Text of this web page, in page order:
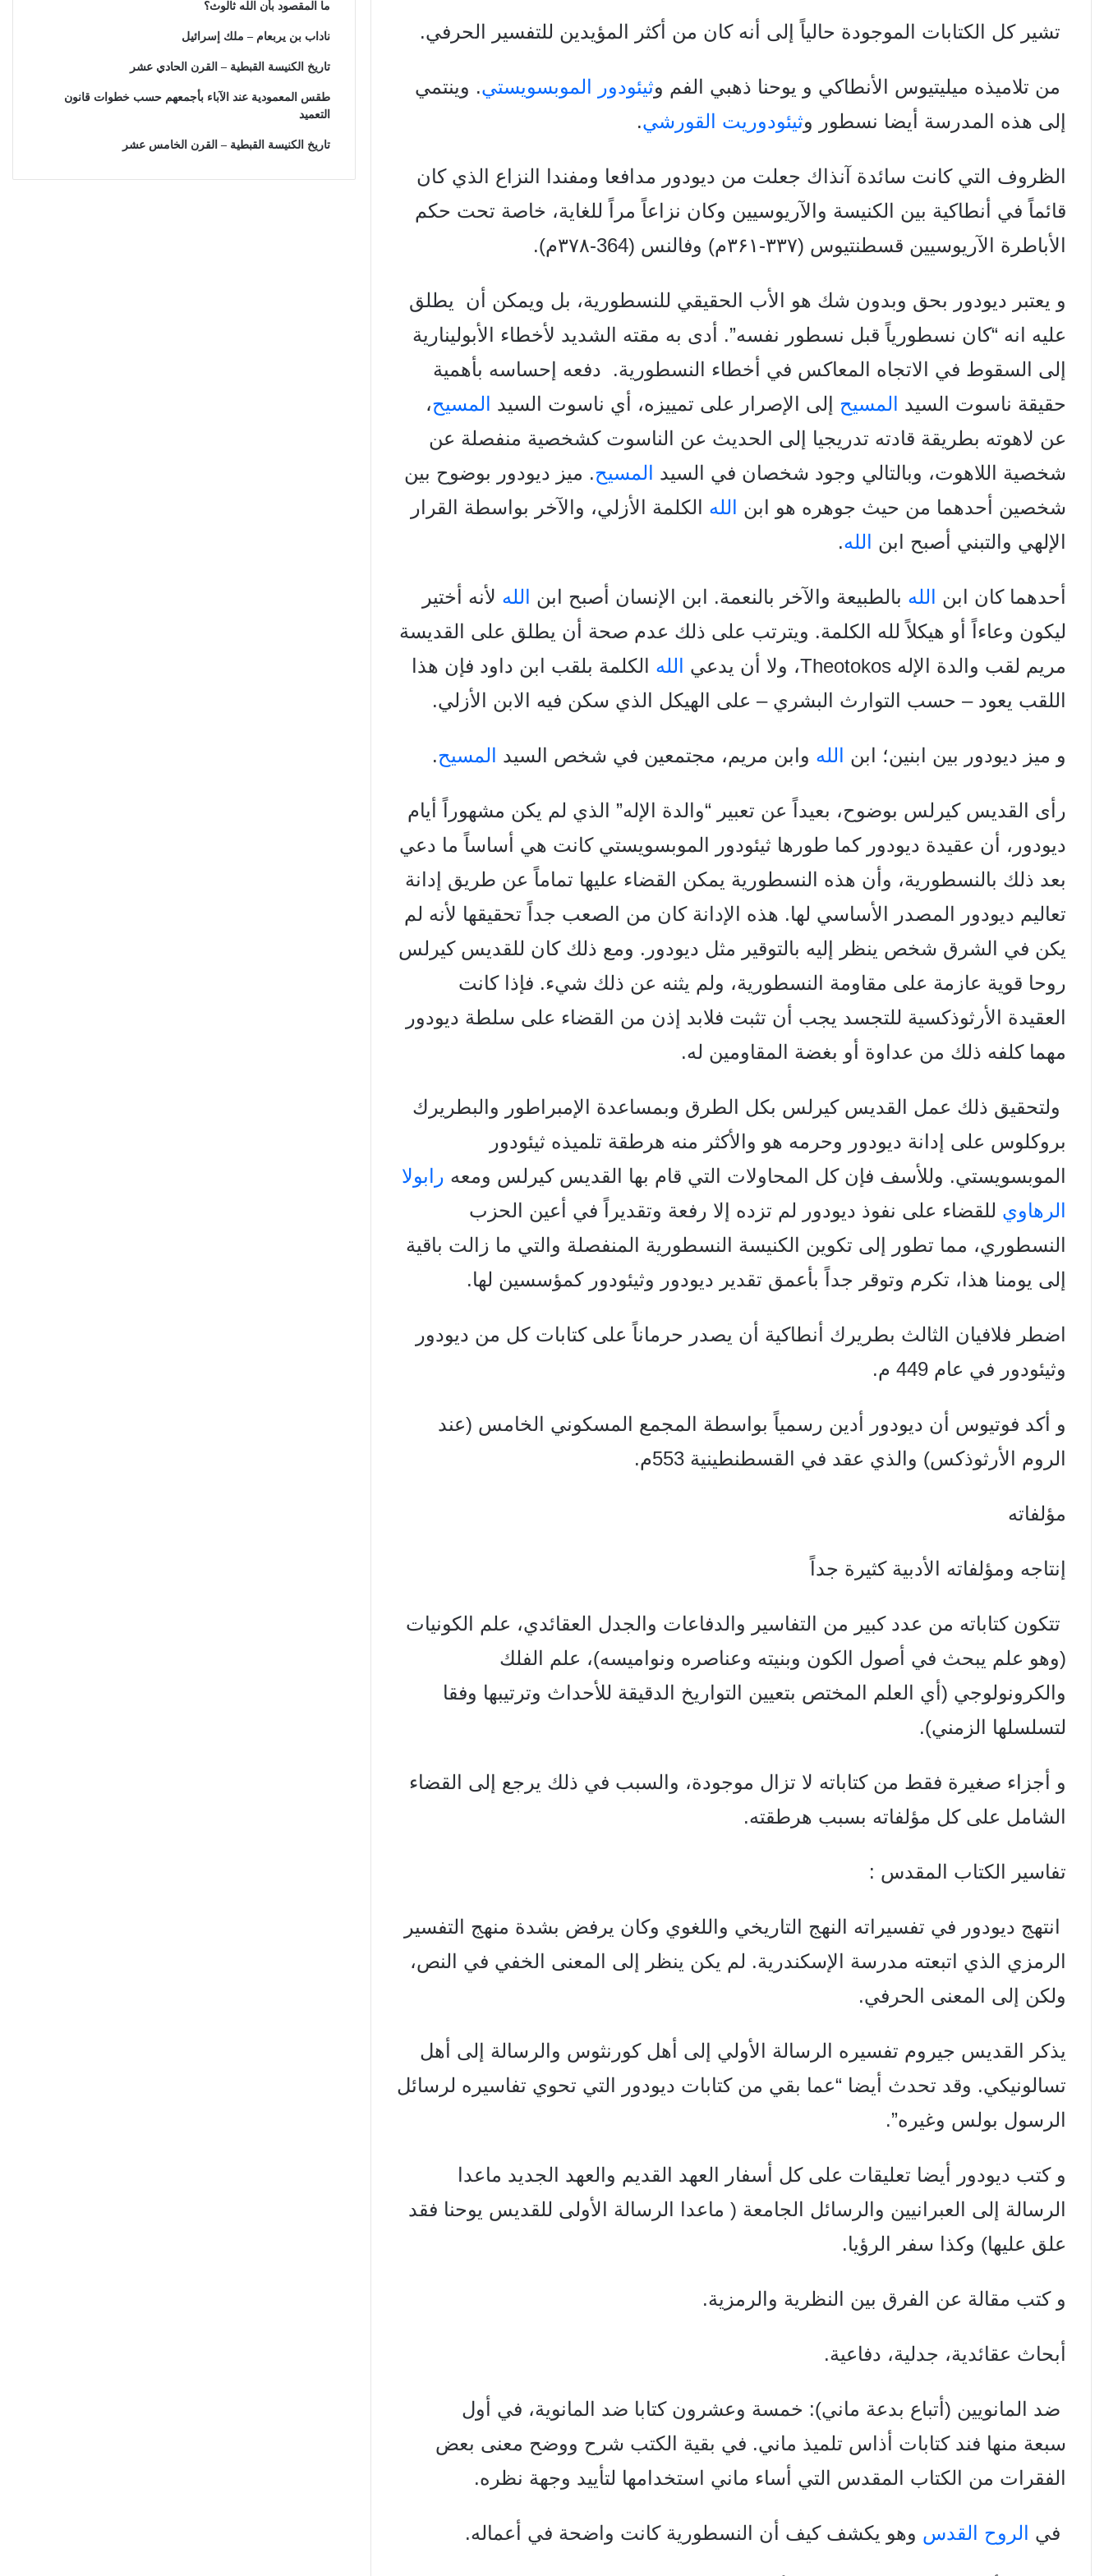
تشير كل الكتابات الموجودة حالياً إلى أنه كان من أكثر المؤيدين للتفسير الحرفي.
من تلاميذه ميليتيوس الأنطاكي و يوحنا ذهبي الفم وثيئودور الموبسويستي. وينتمي
إلى هذه المدرسة أيضا نسطور وثيئودوريت القورشي.
الظروف التي كانت سائدة آنذاك جعلت من ديودور مدافعا ومفندا النزاع الذيكان
قائماً في أنطاكية بين الكنيسة والآريوسيين وكان نزاعاً مراً للغاية، خاصة تحت حكم
الأباطرة الآريوسيين قسطنتیوس (۳۳۷-۳۶۱م) وفالنس (364-
۳۷۸م).
و يعتبر دیودور بحق وبدون شك هو الأب الحقيقي للنسطورية، بل ويمكن أن يطلق
عليه انه “كان نسطورياً قبل نسطور نفسه”. أدى به مقته الشديد لأخطاء
الأبولينارية
إلى السقوط في الاتجاه المعاكس في أخطاء النسطورية.
دفعه إحساسه بأهمية
حقيقة ناسوت السيد
المسيح إلى الإصرار على تمييزه، أي ناسوت السيد المسيح،
عن لاهوته بطريقة قادته تدريجيا إلى الحديث عن
الناسوت كشخصية منفصلة عن
شخصية اللاهوت، وبالتالي وجود شخصان في
السيد المسيح. میز دیودور بوضوح بين
شخصين أحدهما من حيث جوهره هو
ابن الله الكلمة الأزلي، والآخر بواسطة القرار
الإلهي والتبني أصبح ابن
الله.
أحدهما كان ابن الله بالطبيعة والآخر بالنعمة. ابن الإنسان أصبح ابن الله لأنه
أختير
ليكون وعاءاً أو هيكلاً لله الكلمة. ويترتب على ذلك عدم صحة أن يطلق على القديسة
مريم لقب والدة الإله Theotokos، ولا أن يدعي
الله الكلمة بلقب
ابن داود فإن هذا
اللقب يعود – حسب التوارث البشري – على الهيكل الذي سكن فيه الابن الأزلي.
و میز دیودور بين ابنين؛ ابن الله وابن مريم، مجتمعين في شخص السيد المسيح.
رأى القديس كيرلس بوضوح، بعيداً عن تعبير “والدة الإله” الذي لم يكن مشهوراً
أيام
ديودور، أن عقيدة ديودور كما طورها ثيئودور الموبسويستي كانت هي أساساً ما دعي
بعد ذلك بالنسطورية، وأن هذه النسطورية يمكن القضاء عليها تماماً عن طريق إدانة
تعاليم ديودور المصدر الأساسي لها. هذه الإدانة كان من
الصعب جداً تحقيقها لأنه لم
يكن في الشرق شخص ينظر إليه بالتوقير مثل دیودور. ومع ذلك كان للقديس كيرلس
روحا قوية عازمة على مقاومة
النسطورية، ولم يثنه عن ذلك شيء. فإذا كانت
العقيدة الأرثوذكسية للتجسد يجب أن تثبت فلابد إذن من القضاء على سلطة ديودور
مهما كلفه ذلك من عداوة أو بغضة المقاومين له.
ولتحقيق ذلك عمل القديس كيرلس بكل الطرق وبمساعدة الإمبراطور والبطريرك
بروکلوس على إدانة ديودور وحرمه هو والأكثر منه هرطقة تلميذه ثيئودور
الموبسويستي. وللأسف فإن كل المحاولات التي قام بها القديس كيرلس ومعه رابولا
الرهاوي للقضاء على نفوذ دیودور لم تزده إلا رفعة وتقديراً في
أعين الحزب
النسطوري، مما تطور إلى تكوين الكنيسة النسطورية المنفصلة والتي ما زالت باقية
إلى يومنا هذا، تكرم وتوقر جداً بأعمق تقدیر دیودور وثيئودور كمؤسسين لها.
اضطر فلافيان الثالث بطريرك أنطاكية أن يصدر حرماناً على كتابات كل من دیودور
وثيئودور في عام 449 م.
و أكد فوتيوس أن ديودور أدين رسمياً بواسطة المجمع المسكوني الخامس (عند
الروم الأرثوذكس) والذي عقد في القسطنطينية 553م.
مؤلفاته
إنتاجه ومؤلفاته الأدبية كثيرة جداً
تتكون كتاباته من عدد كبير من التفاسير والدفاعات والجدل العقائدي، علم الكونيات
(وهو علم يبحث في أصول الكون وبنيته وعناصره ونواميسه)، علم الفلك
والكرونولوجي (أي العلم المختص بتعيين التواریخ
الدقيقة للأحداث وترتيبها وفقا
لتسلسلها الزمني).
و أجزاء صغيرة فقط من كتاباته لا تزال موجودة، والسبب في ذلك يرجع إلى القضاء
الشامل على كل مؤلفاته بسبب هرطقته.
تفاسير الكتاب المقدس :
انتهج ديودور في تفسيراته النهج التاريخي واللغوي وكان يرفض بشدة منهج التفسير
الرمزي الذي اتبعته مدرسة الإسكندرية. لم يكن ينظر إلى المعنى الخفي في النص،
ولكن إلى
المعنى الحرفي.
يذكر القديس جيروم تفسيره الرسالة الأولي إلى أهلكورنثوس والرسالة إلى أهل
تسالونيكي. وقد تحدث
أيضا “عما بقي من كتابات دیودور التي تحوي تفاسيره لرسائل
الرسول بولس وغيره”.
و كتب ديودور أيضا تعليقات على كل أسفار العهد القديم والعهد الجديد ماعدا
الرسالة إلى العبرانيين والرسائل الجامعة ( ماعدا الرسالة الأولى للقديس يوحنا فقد
علق عليها) وكذا سفر الرؤيا.
و كتب مقالة عن الفرق بين النظرية والرمزية.
أبحاث عقائدية، جدلية، دفاعية.
ضد المانويين (أتباع بدعة ماني): خمسة وعشرون كتابا ضد المانوية، في أول
سبعة منها فند كتابات أذاس تلميذ ماني. في بقية الكتب شرح ووضح معنی بعض
الفقرات من
الكتاب المقدس التي أساء ماني استخدامها لتأييد وجهة نظره.
في الروح القدس وهو يكشف كيف أن النسطوريةكانت واضحة في أعماله.
ما المقصود بأن الله ثالوث؟
ناداب بن يربعام – ملك إسرائيل
تاريخ الكنيسة القبطية – القرن الحادي عشر
طقس المعمودية عند الآباء بأجمعهم حسب خطوات قانون
التعميد
تاريخ الكنيسة القبطية – القرن الخامس عشر